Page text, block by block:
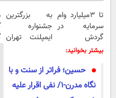
تا 3میلیارد وام
سرمایه در
گردش
فروشندگان =>
ثبت کن
به بزرگترین
جشنواره
ایمپلنت تهران
!
بیشتر بخوانید:
حسین؛ فراتر از سنت و با
نگاه مدرن-۱/ نفی اقرار علیه